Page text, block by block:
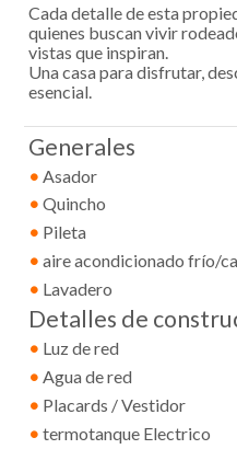
Cada detalle de esta
quienes buscan vivir
vistas que inspiran.
Una casa para disfrutar,
esencial.
Generales
• Asador
• Quincho
• Pileta
• aire acondicionado frío/
• Lavadero
Detalles de
• Luz de red
• Agua de red
• Placards / Vestidor
• termotanque Electrico